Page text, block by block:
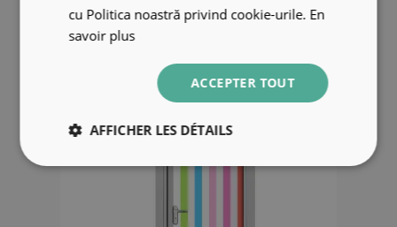
49.99 €
cu Politica noastră privind cookie-urile. En
savoir plus
ACCEPTER TOUT
AFFICHER LES DÉTAILS